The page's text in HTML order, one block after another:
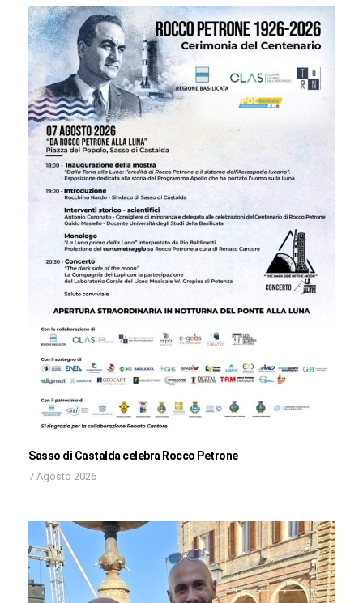
Sasso di Castalda celebra Rocco Petrone
7 Agosto 2026